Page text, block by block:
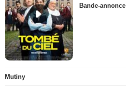
Bande-annonce
Mutiny